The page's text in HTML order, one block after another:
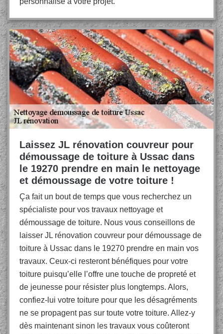
Laissez JL rénovation couvreur pour
démoussage de toiture à Ussac dans
le 19270 prendre en main le nettoyage
et démoussage de votre toiture !
Ça fait un bout de temps que vous recherchez un
spécialiste pour vos travaux nettoyage et
démoussage de toiture. Nous vous conseillons de
laisser JL rénovation couvreur pour démoussage de
toiture à Ussac dans le 19270 prendre en main vos
travaux. Ceux-ci resteront bénéfiques pour votre
toiture puisqu’elle l’offre une touche de propreté et
de jeunesse pour résister plus longtemps. Alors,
confiez-lui votre toiture pour que les désagréments
ne se propagent pas sur toute votre toiture. Allez-y
dès maintenant sinon les travaux vous coûteront